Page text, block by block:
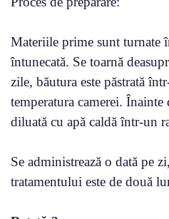
Materiile prime sunt turnate
întunecată. Se toarnă
zile, băutura este păstrată
temperatura camerei.
diluată cu apă caldă într-un
Se administrează o dată pe
tratamentului este de două